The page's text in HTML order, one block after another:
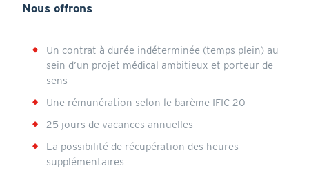
Nous offrons
Un contrat à durée indéterminée (temps plein) au
sein d’un projet médical ambitieux et porteur de
sens
Une rémunération selon le barème IFIC 20
25 jours de vacances annuelles
La possibilité de récupération des heures
supplémentaires